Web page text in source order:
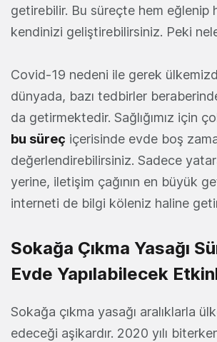
getirebilir. Bu süreçte hem eğlenip
kendinizi geliştirebilirsiniz. Peki
Covid-19 nedeni ile gerek
dünyada, bazı tedbirler beraberinde
da getirmektedir. Sağlığımız için
bu süreç içerisinde evde boş
değerlendirebilirsiniz. Sadece
yerine, iletişim çağının en büyük
interneti de bilgi köleniz haline
Sokağa Çıkma Yasağı
Evde Yapılabilecek
Sokağa çıkma yasağı aralıklarla
edeceği aşikardır. 2020 yılı